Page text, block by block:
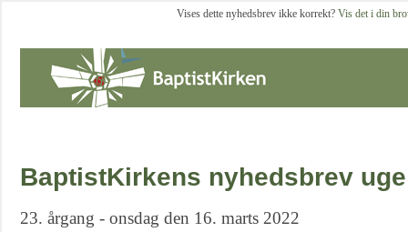
Vises dette nyhedsbrev ikke korrekt? Vis det i din
BaptistKirkens nyhedsbrev uge
23. årgang - onsdag den 16. marts 2022